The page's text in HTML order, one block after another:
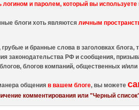
логином и паролем, который вы используете
блоги хоть являютсяличным
и бранные слова в заголовках блога,
законодательства РФ и сообщения,
блогов компаний, общественных и/
общенияв вашем блоге, вы можете
комментирования или "Черный